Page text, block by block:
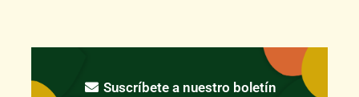
Suscríbete a nuestro boletín